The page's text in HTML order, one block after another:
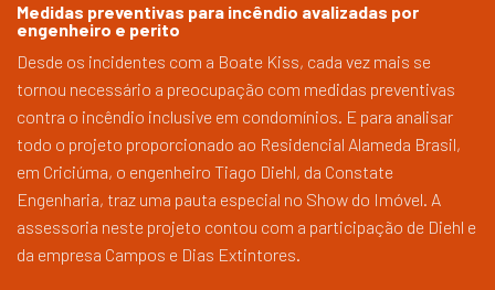
Medidas preventivas para incêndio avalizadas por
engenheiro e perito
Desde os incidentes com a Boate Kiss, cada vez mais se
tornou necessário a preocupação com medidas preventivas
contra o incêndio inclusive em condomínios. E para analisar
todo o projeto proporcionado ao Residencial Alameda Brasil,
em Criciúma, o engenheiro Tiago Diehl, da Constate
Engenharia, traz uma pauta especial no Show do Imóvel. A
assessoria neste projeto contou com a participação de Diehl e
da empresa Campos e Dias Extintores.